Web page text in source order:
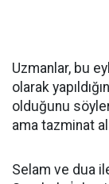
Uzmanlar, bu
olarak
olduğunu
ama tazminat
Selam ve dua